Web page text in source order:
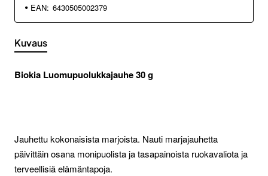
EAN: 6430505002379
Kuvaus
Biokia Luomupuolukkajauhe 30 g
Jauhettu kokonaisista marjoista. Nauti marjajauhetta
päivittäin osana monipuolista ja tasapainoista ruokavaliota ja
terveellisiä elämäntapoja.